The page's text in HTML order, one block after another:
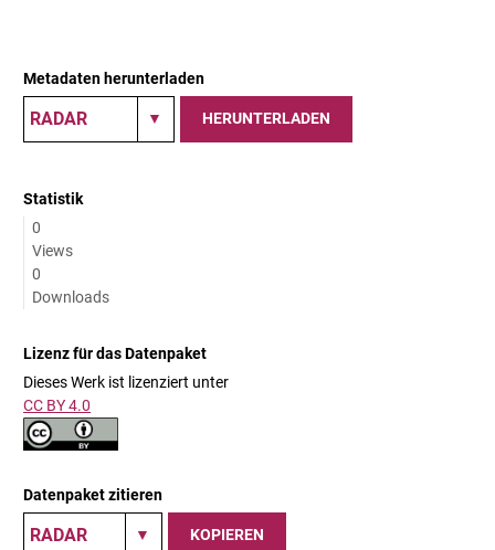
Metadaten herunterladen
HERUNTERLADEN
Statistik
0
Views
0
Downloads
Lizenz für das Datenpaket
Dieses Werk ist lizenziert unter
CC BY 4.0
Datenpaket zitieren
KOPIEREN